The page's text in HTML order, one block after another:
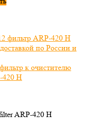
к очистителю
420 H
ARP-420 H